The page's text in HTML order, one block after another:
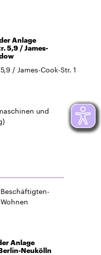
Anlage
5,9 / James-
/ James-Cook-Str. 1
und
Beschäftigten-
Wohnen
Anlage
Neukölln